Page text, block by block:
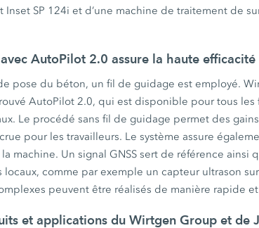
Inset SP 124i et d’une machine de traitement de
AutoPilot 2.0 assure la haute efficacité
pose du béton, un fil de guidage est employé.
AutoPilot 2.0, qui est disponible pour tous les
Le procédé sans fil de guidage permet des
pour les travailleurs. Le système assure
machine. Un signal GNSS sert de référence ainsi
comme par exemple un capteur ultrason
peuvent être réalisés de manière rapide
et applications du Wirtgen Group et de